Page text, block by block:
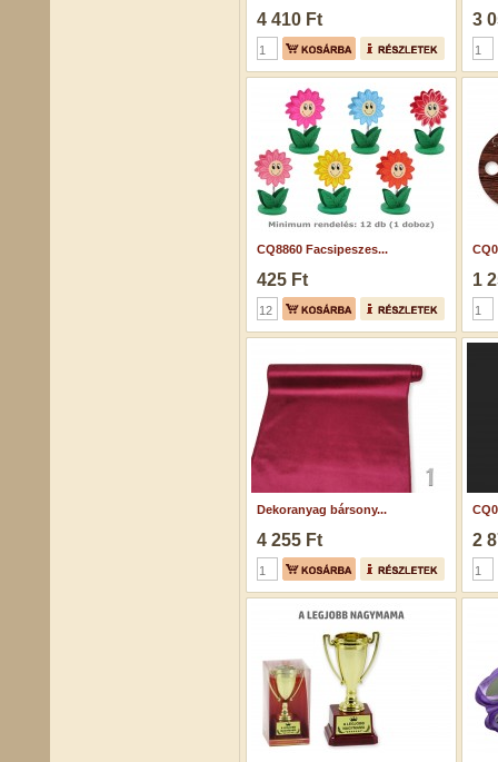
4 410 Ft 3
CQ8860 Facsipeszes...
425 Ft 1
Dekoranyag bársony...
4 255 Ft 2